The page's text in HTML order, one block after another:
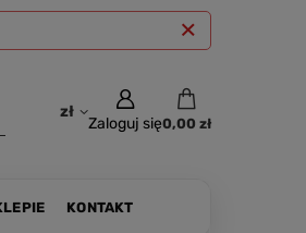
zł
Zaloguj się0,00 zł
KONTAKT